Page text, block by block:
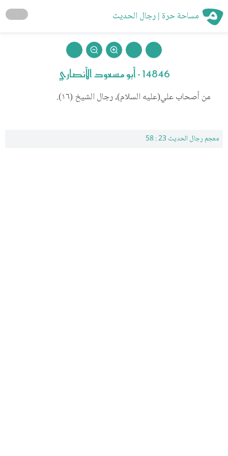
مساحة حرة | رجال الحديث
14846 - أبو مسعود الأنصاري
من أصحاب علي(عليه السلام)، رجال الشيخ (١٦).
معجم رجال الحديث 23 : 58